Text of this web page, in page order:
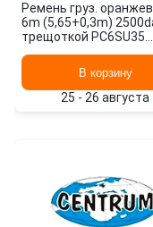
Ремень груз.
6m (5,65+0,3m)
трещоткой PC6SU35
В корзину
25 - 26 августа